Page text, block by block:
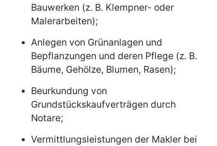
Bauwerken (z. B. Klempner- oder
Malerarbeiten);
Anlegen von Grünanlagen und
Bepflanzungen und deren Pflege (z. B.
Bäume, Gehölze, Blumen, Rasen);
Beurkundung von
Grundstückskaufverträgen durch
Notare;
Vermittlungsleistungen der Makler bei